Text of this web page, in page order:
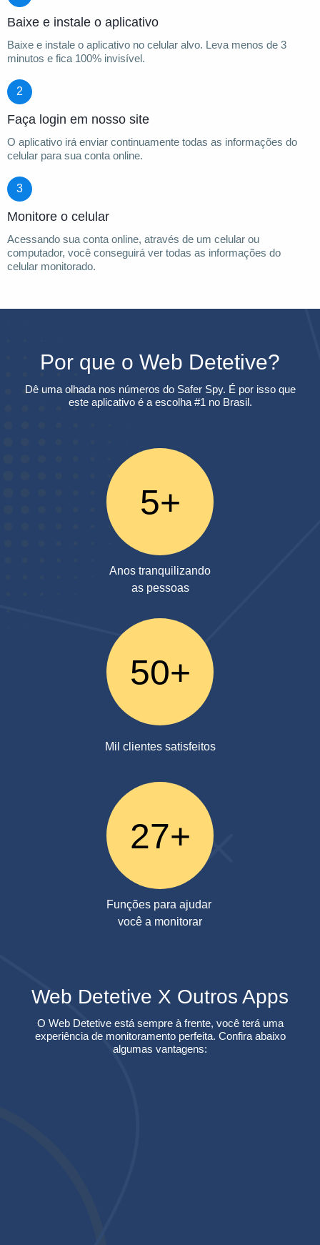
Baixe e instale o aplicativo
Baixe e instale o aplicativo no celular alvo. Leva menos de 3
minutos e fica 100% invisível.
2
Faça login em nosso site
O aplicativo irá enviar continuamente todas as informações do
celular para sua conta online.
3
Monitore o celular
Acessando sua conta online, através de um celular ou
computador, você conseguirá ver todas as informações do
celular monitorado.
Por que o Web Detetive?
Dê uma olhada nos números do Safer Spy. É por isso que
este aplicativo é a escolha #1 no Brasil.
5+
Anos tranquilizando
as pessoas
50+
Mil clientes satisfeitos
27+
Funções para ajudar
você a monitorar
Web Detetive X Outros Apps
O Web Detetive está sempre à frente, você terá uma
experiência de monitoramento perfeita. Confira abaixo
algumas vantagens: